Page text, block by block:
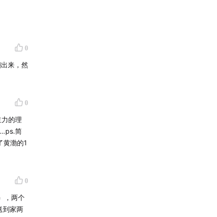
0
来，然
0
的理
简
渤的1
0
，两个
到家两